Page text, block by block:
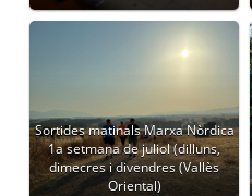
Sortides matinals Marxa Nòrdica
1a setmana de juliol (dilluns,
dimecres i divendres (Vallès
Oriental)